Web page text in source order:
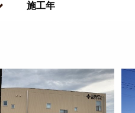
施工年